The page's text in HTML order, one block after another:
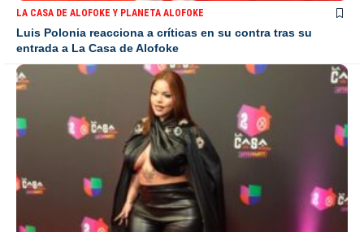
LA CASA DE ALOFOKE Y PLANETA ALOFOKE
Luis Polonia reacciona a críticas en su contra tras su
entrada a La Casa de Alofoke